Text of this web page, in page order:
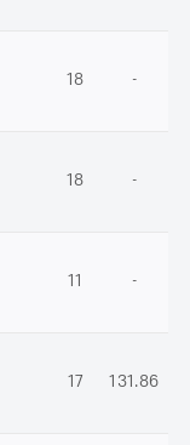
18 -
18 -
11 -
17 131.86